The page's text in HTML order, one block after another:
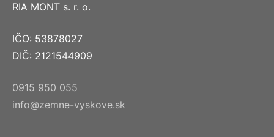
RIA MONT s. r. o.
IČO: 53878027
DIČ: 2121544909
0915 950 055
info@zemne-vyskove.sk